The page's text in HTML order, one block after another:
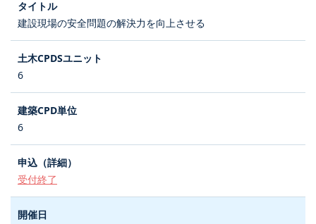
建設現場の安全問題の解決力を向上させる
6
6
受付終了